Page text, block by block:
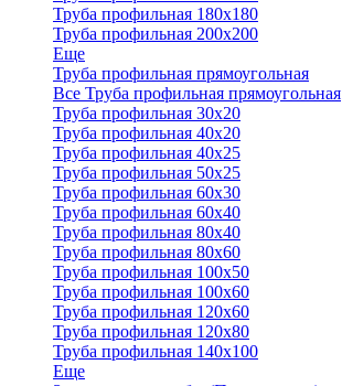
Труба профильная 180х180
Труба профильная 200х200
Еще
Труба профильная прямоугольная
Все Труба профильная прямоугольная
Труба профильная 30x20
Труба профильная 40х20
Труба профильная 40х25
Труба профильная 50х25
Труба профильная 60х30
Труба профильная 60х40
Труба профильная 80х40
Труба профильная 80х60
Труба профильная 100х50
Труба профильная 100х60
Труба профильная 120х60
Труба профильная 120х80
Труба профильная 140х100
Еще